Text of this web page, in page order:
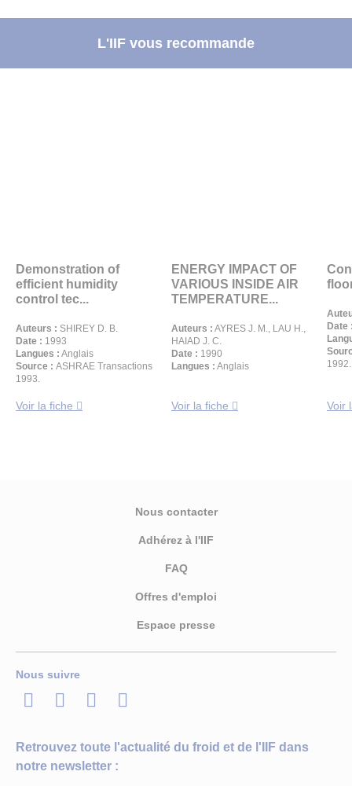
L'IIF vous recommande
Demonstration of
efficient humidity
control tec...
Auteurs : SHIREY D. B.
Date : 1993
Langues : Anglais
Source : ASHRAE Transactions
1993.
Voir la fiche
ENERGY IMPACT OF
VARIOUS INSIDE AIR
TEMPERATURE...
Auteurs : AYRES J. M., LAU H.,
HAIAD J. C.
Date : 1990
Langues : Anglais
Voir la fiche
Date
Voir
Nous contacter
Adhérez à l'IIF
FAQ
Offres d'emploi
Espace presse
Nous suivre
LinkedInTwitterFacebook
Youtube
Retrouvez toute l'actualité du froid et de l'IIF dans
notre newsletter :